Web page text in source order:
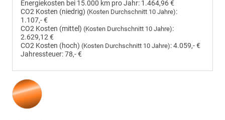
Energiekosten bei 15.000 km pro Jahr: 1.464,96 €
CO2 Kosten (niedrig) (Kosten Durchschnitt 10 Jahre):
1.107,- €
CO2 Kosten (mittel) (Kosten Durchschnitt 10 Jahre):
2.629,12 €
CO2 Kosten (hoch) (Kosten Durchschnitt 10 Jahre):4.059,- €
Jahressteuer:78,- €